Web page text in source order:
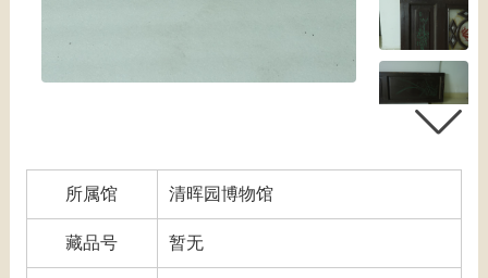
所属馆 清晖园博物馆
藏品号 暂无